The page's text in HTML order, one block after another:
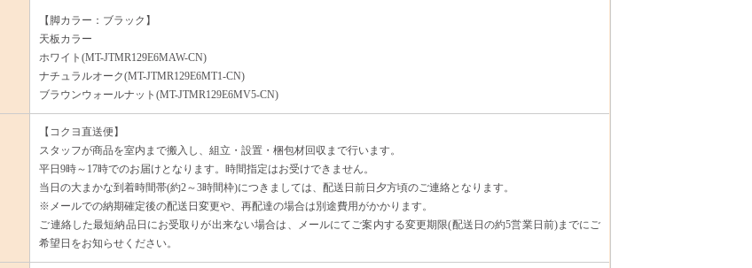
【脚カラー：ブラック】
天板カラー
ホワイト(MT-JTMR129E6MAW-CN)
ナチュラルオーク(MT-JTMR129E6MT1-CN)
ブラウンウォールナット(MT-JTMR129E6MV5-CN)
【コクヨ直送便】
スタッフが商品を室内まで搬入し、組立・設置・梱包材回収まで行います。
平日9時～17時でのお届けとなります。時間指定はお受けできません。
当日の大まかな到着時間帯(約2～3時間枠)につきましては、配送日前日夕方頃のご連絡となります。
※メールでの納期確定後の配送日変更や、再配達の場合は別途費用がかかります。
ご連絡した最短納品日にお受取りが出来ない場合は、メールにてご案内する変更期限(配送日の約5営業日前)までにご
希望日をお知らせください。